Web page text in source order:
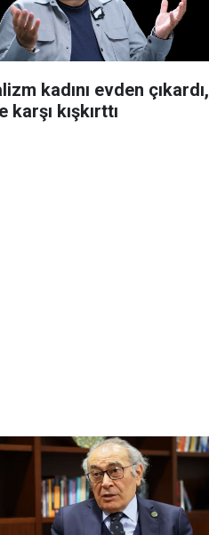
kadını evden çıkardı,
karşı kışkırttı